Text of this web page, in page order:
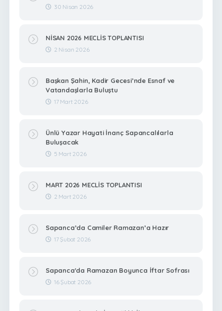
30 Nisan 2026
NİSAN 2026 MECLİS TOPLANTISI
2 Nisan 2026
Başkan Şahin, Kadir Gecesi’nde Esnaf ve
Vatandaşlarla Buluştu
17 Mart 2026
Ünlü Yazar Hayati İnanç Sapancalılarla
Buluşacak
5 Mart 2026
MART 2026 MECLİS TOPLANTISI
2 Mart 2026
Sapanca’da Camiler Ramazan’a Hazır
17 Şubat 2026
Sapanca'da Ramazan Boyunca İftar Sofrası
16 Şubat 2026